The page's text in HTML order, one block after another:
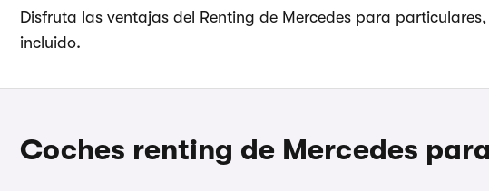
Disfruta las ventajas del Renting de Mercedes para
incluido.
Coches renting de Mercedes